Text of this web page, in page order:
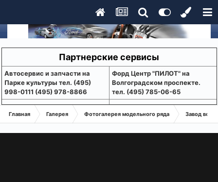
Партнерские сервисы
Aвтосервис и запчасти на
Парке культуры тел. (495)
998-0111 (495) 978-8866
Форд Центр "ПИЛОТ" на
Волгоградском проспекте.
тел. (495) 785-06-65
Главная Галерея Фотогалерея модельного ряда Завод во